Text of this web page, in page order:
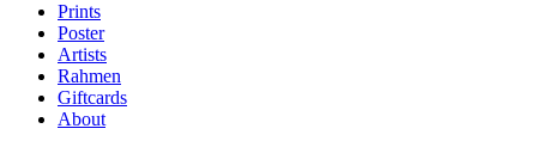
Prints
Poster
Artists
Rahmen
Giftcards
About